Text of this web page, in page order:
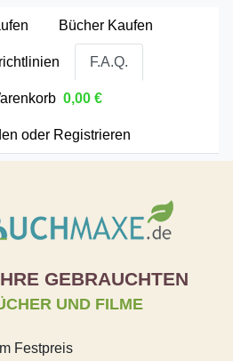
Bücher Kaufen
F.A.Q.
0,00 €
oder Registrieren
GEBRAUCHTEN
UND FILME
Festpreis